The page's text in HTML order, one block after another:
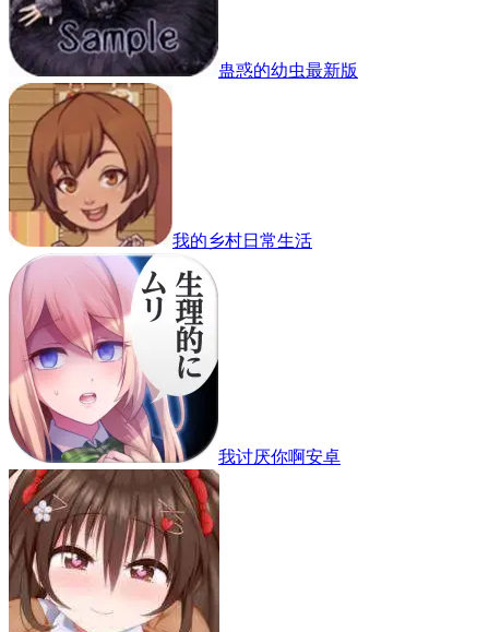
蛊惑的幼虫最新版
我的乡村日常生活
我讨厌你啊安卓